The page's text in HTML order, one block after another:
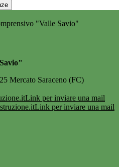
"Valle Savio"
Mercato Saraceno (FC)
Link per inviare una mail
Link per inviare una mail